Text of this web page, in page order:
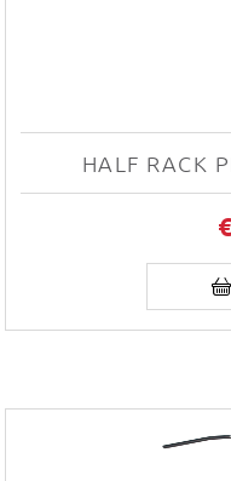
HALF RACK